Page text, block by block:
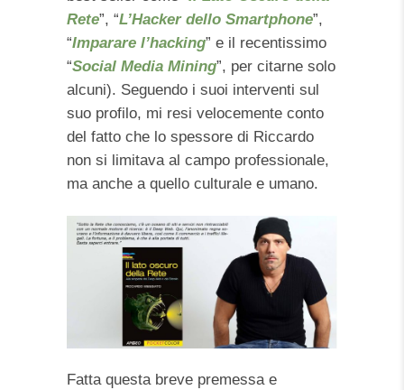
Rete”, “L’Hacker dello Smartphone”,
“Imparare l’hacking” e il recentissimo
“Social Media Mining”, per citarne solo
alcuni). Seguendo i suoi interventi sul
suo profilo, mi resi velocemente conto
del fatto che lo spessore di Riccardo
non si limitava al campo professionale,
ma anche a quello culturale e umano.
Fatta questa breve premessa e